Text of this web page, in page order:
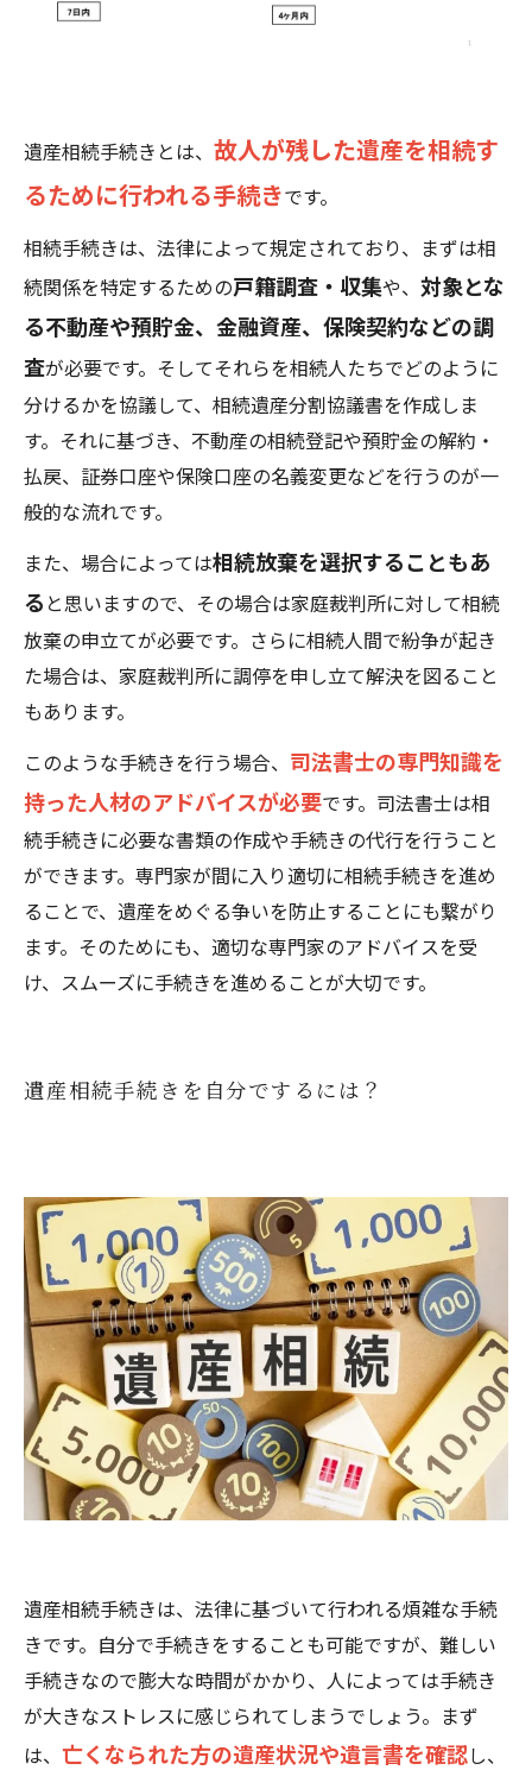
遺産相続手続きとは、 故人が残した遺産を相続す
るために行われる手続きです。
相続手続きは、法律によって規定されており、まずは相
続関係を特定するための戸籍調査・収集や、 対象とな
る不動産や預貯金、金融資産、保険契約などの調
査が必要です。そしてそれらを相続人たちでどのように
分けるかを協議して、相続遺産分割協議書を作成しま
す。それに基づき、不動産の相続登記や預貯金の解約・
払戻、証券口座や保険口座の名義変更などを行うのが一
般的な流れです。
また、場合によっては相続放棄を選択することもあ
る と思いますので、その場合は家庭裁判所に対して相続
放棄の申立てが必要です。さらに相続人間で紛争が起き
た場合は、家庭裁判所に調停を申し立て解決を図ること
もあります。
このような手続きを行う場合、 司法書士の専門知識を
持った人材のアドバイスが必要です。司法書士は相
続手続きに必要な書類の作成や手続きの代行を行うこと
ができます。専門家が間に入り適切に相続手続きを進め
ることで、遺産をめぐる争いを防止することにも繋がり
ます。そのためにも、適切な専門家のアドバイスを受
け、スムーズに手続きを進めることが大切です。
遺産相続手続きを自分でするには？
遺産相続手続きは、法律に基づいて行われる煩雑な手続
きです。自分で手続きをすることも可能ですが、難しい
手続きなので膨大な時間がかかり、人によっては手続き
が大きなストレスに感じられてしまうでしょう。まず
は、 亡くなられた方の遺産状況や遺言書を確認し、